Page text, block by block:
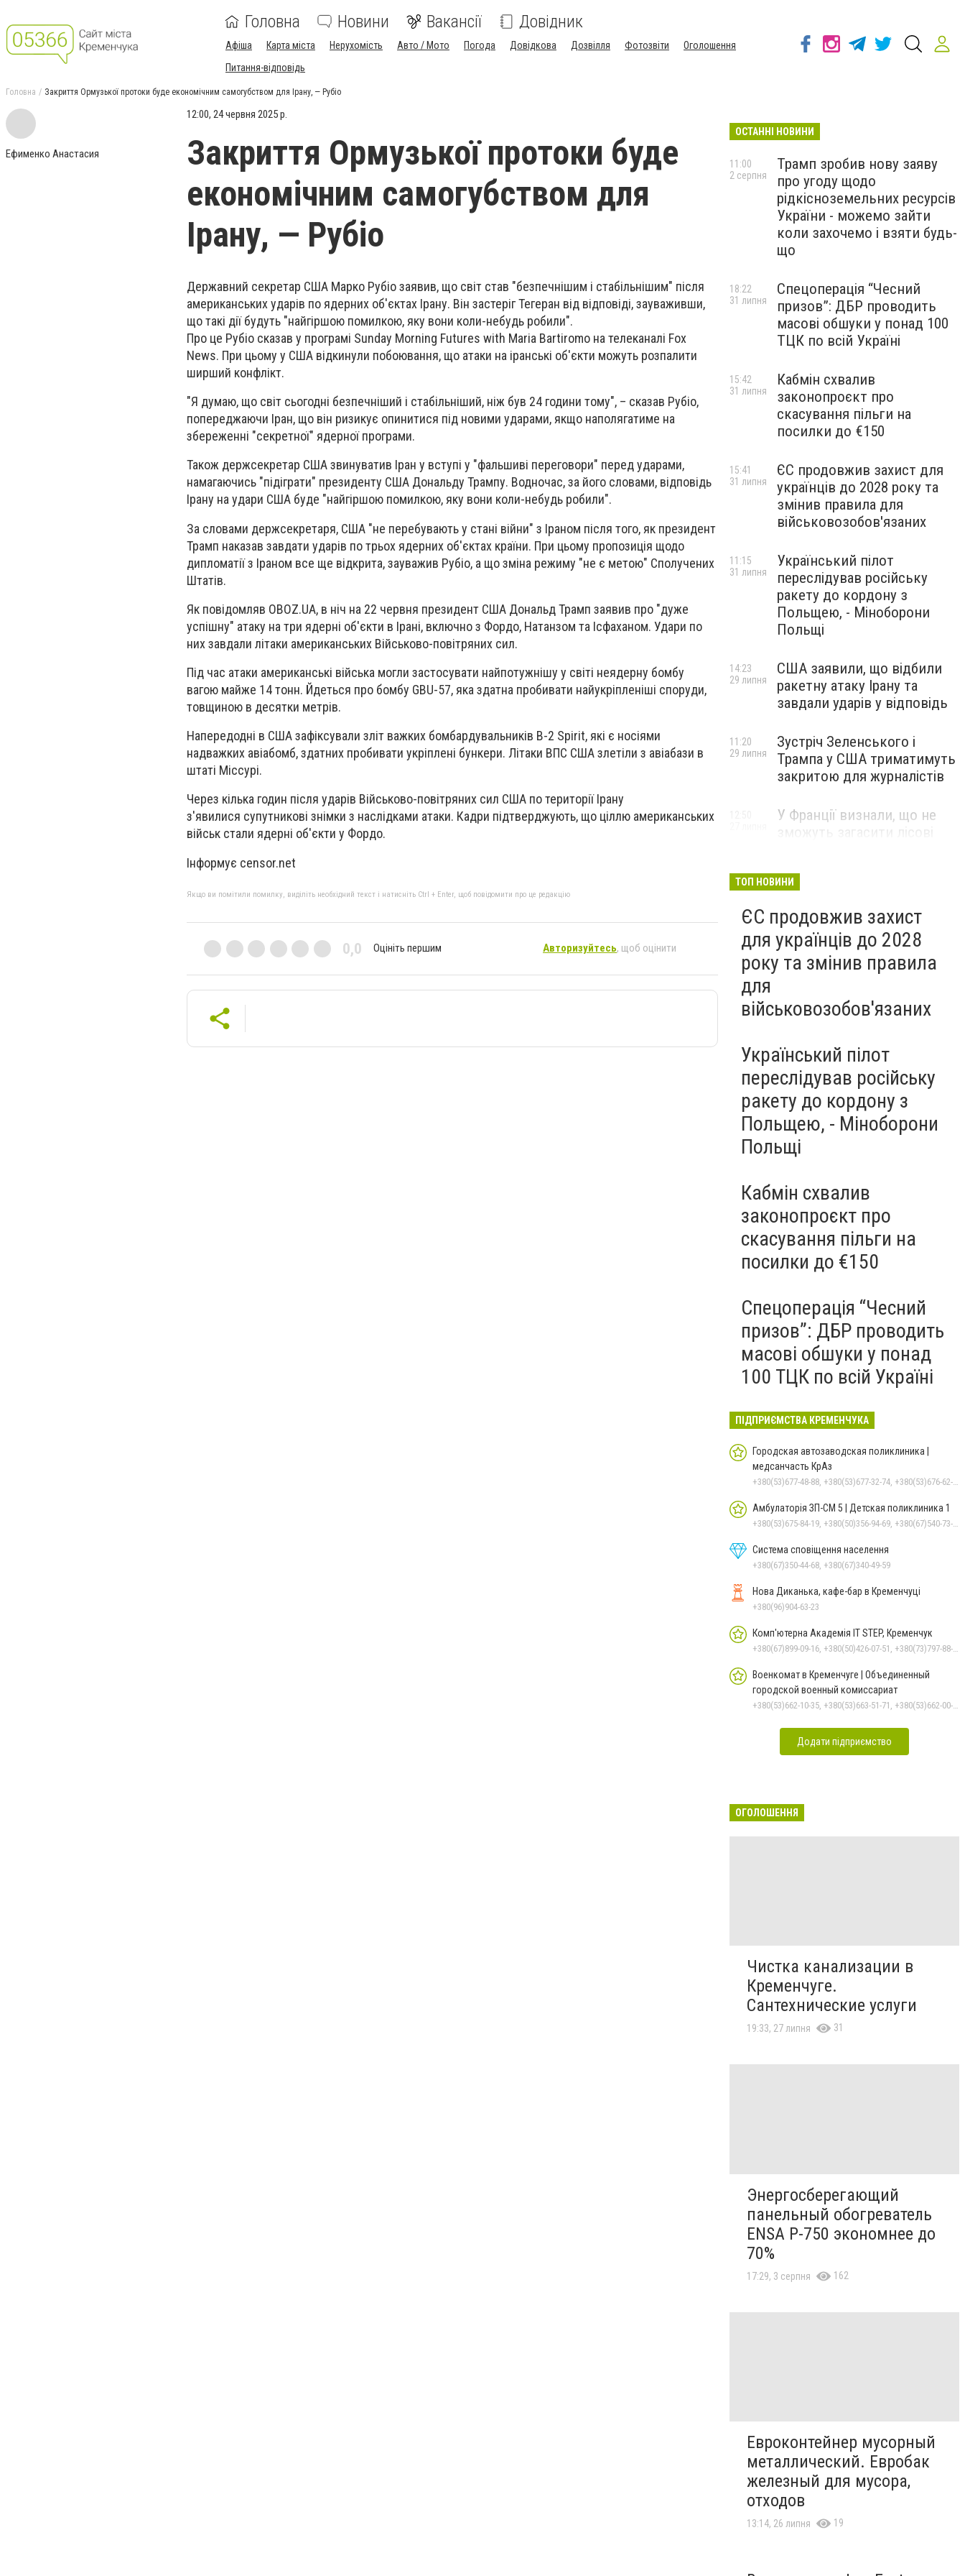
Головна Новини Вакансії Довідник
Афіша Карта міста Нерухомість Авто / Мото Погода Довідкова Дозвілля Фотозвіти
Оголошення
Питання-відповідь
Головна Закриття Ормузької протоки буде економічним самогубством для Ірану, — Рубіо
Ефименко Анастасия
12:00, 24 червня 2025 р.
Закриття Ормузької протоки буде
економічним самогубством для
Ірану, — Рубіо
Державний секретар США Марко Рубіо заявив, що світ став "безпечнішим і стабільнішим" після
американських ударів по ядерних об'єктах Ірану. Він застеріг Тегеран від відповіді, зауваживши,
що такі дії будуть "найгіршою помилкою, яку вони коли-небудь робили".
Про це Рубіо сказав у програмі Sunday Morning Futures with Maria Bartiromo на телеканалі Fox
News. При цьому у США відкинули побоювання, що атаки на іранські об'єкти можуть розпалити
ширший конфлікт.
"Я думаю, що світ сьогодні безпечніший і стабільніший, ніж був 24 години тому", – сказав Рубіо,
попереджаючи Іран, що він ризикує опинитися під новими ударами, якщо наполягатиме на
збереженні "секретної" ядерної програми.
Також держсекретар США звинуватив Іран у вступі у "фальшиві переговори" перед ударами,
намагаючись "підіграти" президенту США Дональду Трампу. Водночас, за його словами, відповідь
Ірану на удари США буде "найгіршою помилкою, яку вони коли-небудь робили".
За словами держсекретаря, США "не перебувають у стані війни" з Іраном після того, як президент
Трамп наказав завдати ударів по трьох ядерних об'єктах країни. При цьому пропозиція щодо
дипломатії з Іраном все ще відкрита, зауважив Рубіо, а що зміна режиму "не є метою" Сполучених
Штатів.
Як повідомляв OBOZ.UA, в ніч на 22 червня президент США Дональд Трамп заявив про "дуже
успішну" атаку на три ядерні об'єкти в Ірані, включно з Фордо, Натанзом та Ісфаханом. Удари по
них завдали літаки американських Військово-повітряних сил.
Під час атаки американські війська могли застосувати найпотужнішу у світі неядерну бомбу
вагою майже 14 тонн. Йдеться про бомбу GBU-57, яка здатна пробивати найукріпленіші споруди,
товщиною в десятки метрів.
Напередодні в США зафіксували зліт важких бомбардувальників B-2 Spirit, які є носіями
надважких авіабомб, здатних пробивати укріплені бункери. Літаки ВПС США злетіли з авіабази в
штаті Міссурі.
Через кілька годин після ударів Військово-повітряних сил США по території Ірану
з'явилися супутникові знімки з наслідками атаки. Кадри підтверджують, що ціллю американських
військ стали ядерні об'єкти у Фордо.
Інформує censor.net
Якщо ви помітили помилку, виділіть необхідний текст і натисніть Ctrl + Enter, щоб повідомити про це редакцію
0,0 Оцініть першим Авторизуйтесь, щоб оцінити
ОСТАННІ НОВИНИ
Трамп зробив нову заяву
про угоду щодо
рідкісноземельних ресурсів
України - можемо зайти
коли захочемо і взяти будь-
що
11:00
2 серпня
Спецоперація “Чесний
призов”: ДБР проводить
масові обшуки у понад 100
ТЦК по всій Україні
18:22
31 липня
Кабмін схвалив
законопроєкт про
скасування пільги на
посилки до €150
15:42
31 липня
ЄС продовжив захист для
українців до 2028 року та
змінив правила для
військовозобов'язаних
15:41
31 липня
Український пілот
переслідував російську
ракету до кордону з
Польщею, - Міноборони
Польщі
11:15
31 липня
США заявили, що відбили
ракетну атаку Ірану та
завдали ударів у відповідь
14:23
29 липня
Зустріч Зеленського і
Трампа у США триматимуть
закритою для журналістів
11:20
29 липня
У Франції визнали, що не
ТОП НОВИНИ
ЄС продовжив захист
для українців до 2028
року та змінив правила
для
військовозобов'язаних
Український пілот
переслідував російську
ракету до кордону з
Польщею, - Міноборони
Польщі
Кабмін схвалив
законопроєкт про
скасування пільги на
посилки до €150
Спецоперація “Чесний
призов”: ДБР проводить
масові обшуки у понад
100 ТЦК по всій Україні
ПІДПРИЄМСТВА КРЕМЕНЧУКА
Городская автозаводская поликлиника |
медсанчасть КрАз
+380(53)677-48-88, +380(53)677-32-74, +380(53)676-62-99, +380536766187
Амбулаторія ЗП-СМ 5 | Детская поликлиника 1
+380(53)675-84-19, +380(50)356-94-69, +380(67)540-73-87
Система сповіщення населення
+380(67)350-44-68, +380(67)340-49-59
Нова Диканька, кафе-бар в Кременчуці
+380(96)904-63-23
Комп'ютерна Академія IT STEP, Кременчук
+380(67)899-09-16, +380(50)426-07-51, +380(73)797-88-17
Военкомат в Кременчуге | Объединенный
городской военный комиссариат
+380(53)662-10-35, +380(53)663-51-71, +380(53)662-00-54
Додати підприємство
ОГОЛОШЕННЯ
Чистка канализации в
Кременчуге.
Сантехнические услуги
19:33, 27 липня 31
Энергосберегающий
панельный обогреватель
ENSA Р-750 экономнее до
70%
17:29, 3 серпня 162
Евроконтейнер мусорный
металлический. Евробак
железный для мусора,
отходов
13:14, 26 липня 19